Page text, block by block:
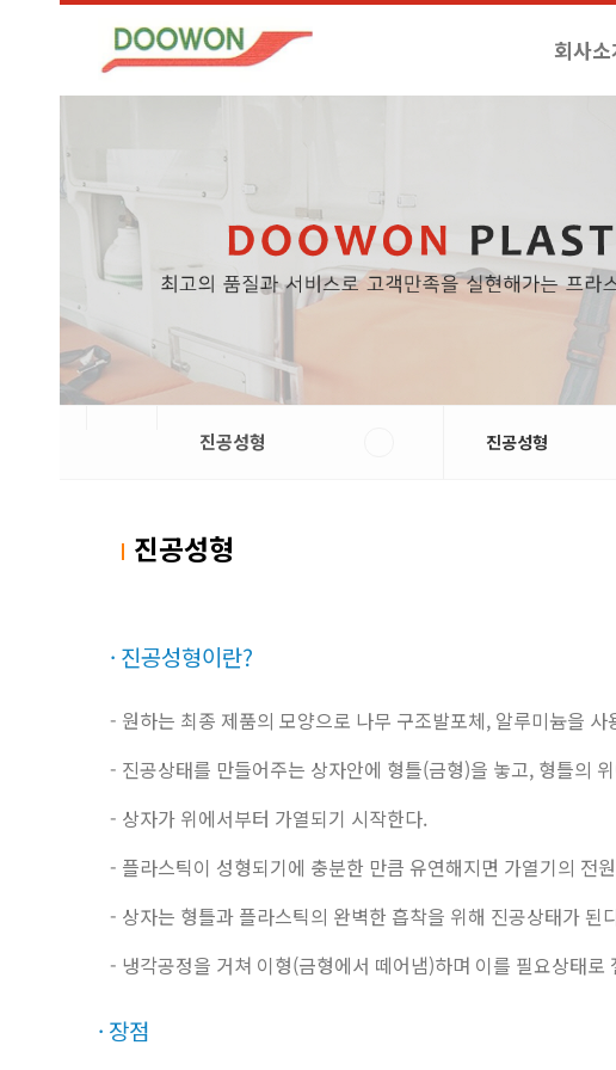
회사소
진공성형 진공성형
진공성형
진공성형이란?
- 원하는 최종 제품의 모양으로 나무 구조발포체, 알루미늄을 사
- 진공상태를 만들어주는 상자안에 형틀(금형)을 놓고, 형틀의
- 상자가 위에서부터 가열되기 시작한다.
- 플라스틱이 성형되기에 충분한 만큼 유연해지면 가열기의
- 상자는 형틀과 플라스틱의 완벽한 흡착을 위해 진공상태가 된
- 냉각공정을 거쳐 이형(금형에서 떼어냄)하며 이를 필요상태로
장점